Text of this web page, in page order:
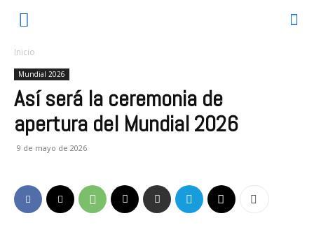
Inicio
Mundial 2026
Así será la ceremonia de
apertura del Mundial 2026
9 de mayo de 2026